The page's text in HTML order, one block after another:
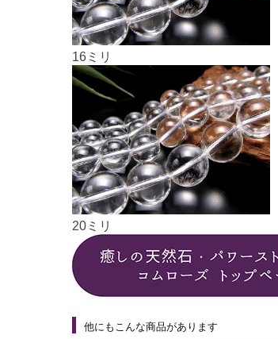
16ミリ
20ミリ
他にもこんな商品があります